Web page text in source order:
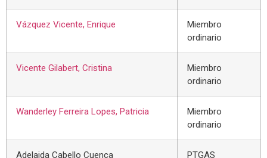
Vázquez Vicente, Enrique
Miembro
ordinario
Vicente Gilabert, Cristina
Miembro
ordinario
Wanderley Ferreira Lopes, Patricia
Miembro
ordinario
Adelaida Cabello Cuenca PTGAS